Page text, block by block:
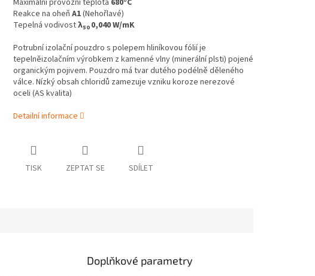
Maximální provozní teplota 680°C
Reakce na oheň A1(Nehořlavé)
Tepelná vodivostλ50 0,040 W/mK
Potrubní izolační pouzdro s polepem hliníkovou fólií je
tepelněizolačním výrobkem z kamenné vlny (minerální plsti) pojené
organickým pojivem. Pouzdro má tvar dutého podélně děleného
válce. Nízký obsah chloridů zamezuje vzniku koroze nerezové
oceli (AS kvalita)
Detailní informace
TISK ZEPTAT SE SDÍLET
Doplňkové parametry